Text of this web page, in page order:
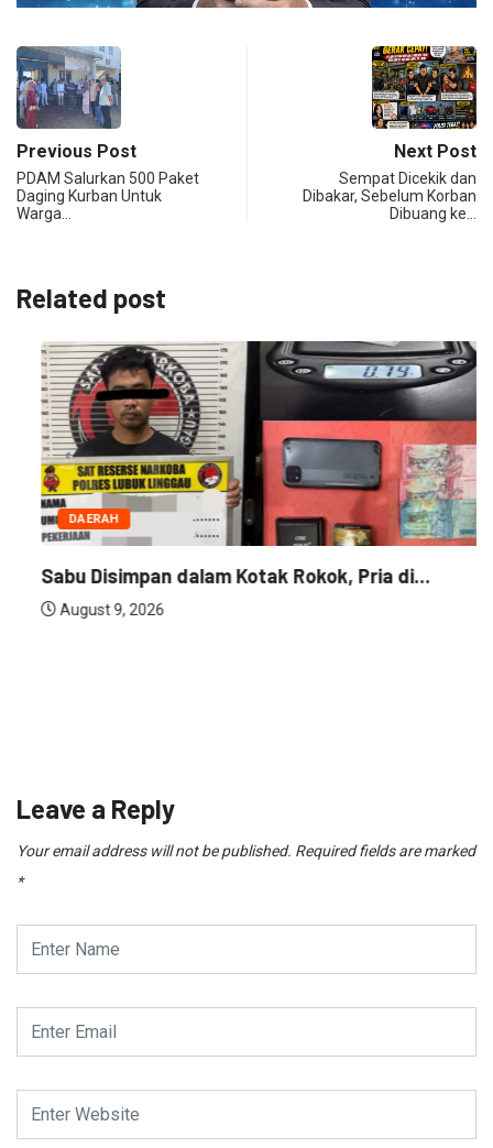
Previous Post
PDAM Salurkan 500 Paket
Daging Kurban Untuk
Warga…
Next Post
Sempat Dicekik dan
Dibakar, Sebelum Korban
Dibuang ke…
Related post
DAERAH
Sabu Disimpan dalam Kotak Rokok, Pria di...
August 9, 2026
Leave a Reply
Your email address will not be published. Required fields are marked
*